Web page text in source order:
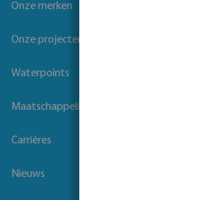
Onze merken
Onze projecten
Waterpoints
Maatschappelijk verantwoord ondernemen
Carrières
Nieuws